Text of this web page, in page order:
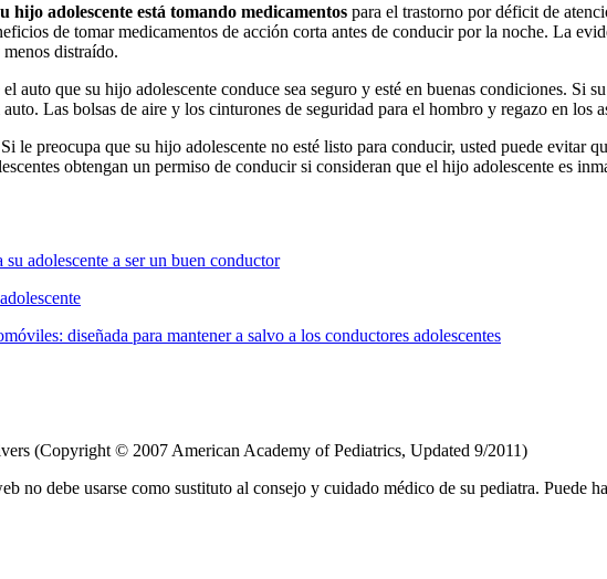
hijo adolescente está tomando medicamentos para el trastorno por déficit de
de tomar medicamentos de acción corta antes de conducir por la noche. La
distraído.
el auto que su hijo adolescente conduce sea seguro y esté en buenas condiciones.
Las bolsas de aire y los cinturones de seguridad para el hombro y regazo en los
le preocupa que su hijo adolescente no esté listo para conducir, usted puede evitar
obtengan un permiso de conducir si consideran que el hijo adolescente es
adolescente a ser un buen conductor
diseñada para mantener a salvo a los conductores adolescentes
(Copyright © 2007 American Academy of Pediatrics, Updated 9/2011)
no debe usarse como sustituto al consejo y cuidado médico de su pediatra. Puede